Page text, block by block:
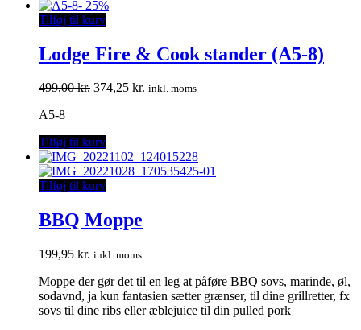
pris
var:
- 25%
Tilføj til kurv
Lodge Fire & Cook stander (A5-8)
499,00kr. Den
499,00 kr..
374,25 kr. Den
inkl. moms
A5-8
Tilføj til kurv
Tilføj til kurv
BBQ Moppe
199,95 kr. inkl. moms
Moppe der gør det til en leg at påføre BBQ sovs, marinde, øl,
sodavnd, ja kun fantasien sætter grænser, til dine grillretter, fx
sovs til dine ribs eller æblejuice til din pulled pork